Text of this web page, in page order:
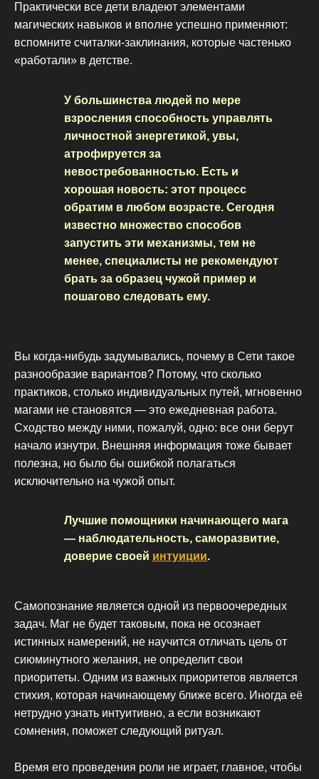
Практически все дети владеют элементами
магических навыков и вполне успешно применяют:
вспомните считалки-заклинания, которые частенько
«работали» в детстве.
У большинства людей по мере
взросления способность управлять
личностной энергетикой, увы,
атрофируется за
невостребованностью. Есть и
хорошая новость: этот процесс
обратим в любом возрасте. Сегодня
известно множество способов
запустить эти механизмы, тем не
менее, специалисты не рекомендуют
брать за образец чужой пример и
пошагово следовать ему.
Вы когда-нибудь задумывались, почему в Сети такое
разнообразие вариантов? Потому, что сколько
практиков, столько индивидуальных путей, мгновенно
магами не становятся — это ежедневная работа.
Сходство между ними, пожалуй, одно: все они берут
начало изнутри. Внешняя информация тоже бывает
полезна, но было бы ошибкой полагаться
исключительно на чужой опыт.
Лучшие помощники начинающего мага
— наблюдательность, саморазвитие,
доверие своей интуиции.
Самопознание является одной из первоочередных
задач. Маг не будет таковым, пока не осознает
истинных намерений, не научится отличать цель от
сиюминутного желания, не определит свои
приоритеты. Одним из важных приоритетов является
стихия, которая начинающему ближе всего. Иногда её
нетрудно узнать интуитивно, а если возникают
сомнения, поможет следующий ритуал.
Время его проведения роли не играет, главное, чтобы